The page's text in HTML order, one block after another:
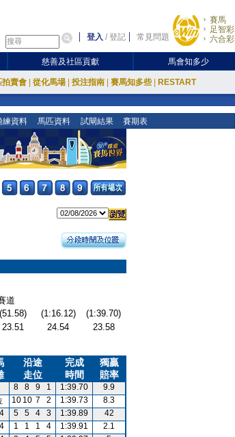
登入 /登記 常見問題
賽馬
足智彩
六合彩
慈善及社區貢獻 馬會知多少
賣會 從化馬場 投注指南 賽馬知多些 RESTART
練資料 馬匹資料 試閘結果 賽期表
道
(51.58) (1:16.12)
(1:39.70)
23.51 24.54
23.58
沿途
走位
完成
時間
獨贏
賠率
8 8 9 1 1:39.70
9.9
10 10 7 2 1:39.73
8.3
5 5 4 3 1:39.89
42
1 1 1 4 1:39.91
2.1